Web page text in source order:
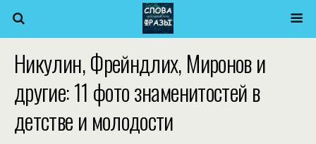
Никулин, Фрейндлих, Миронов и
другие: 11 фото знаменитостей в
детстве и молодости